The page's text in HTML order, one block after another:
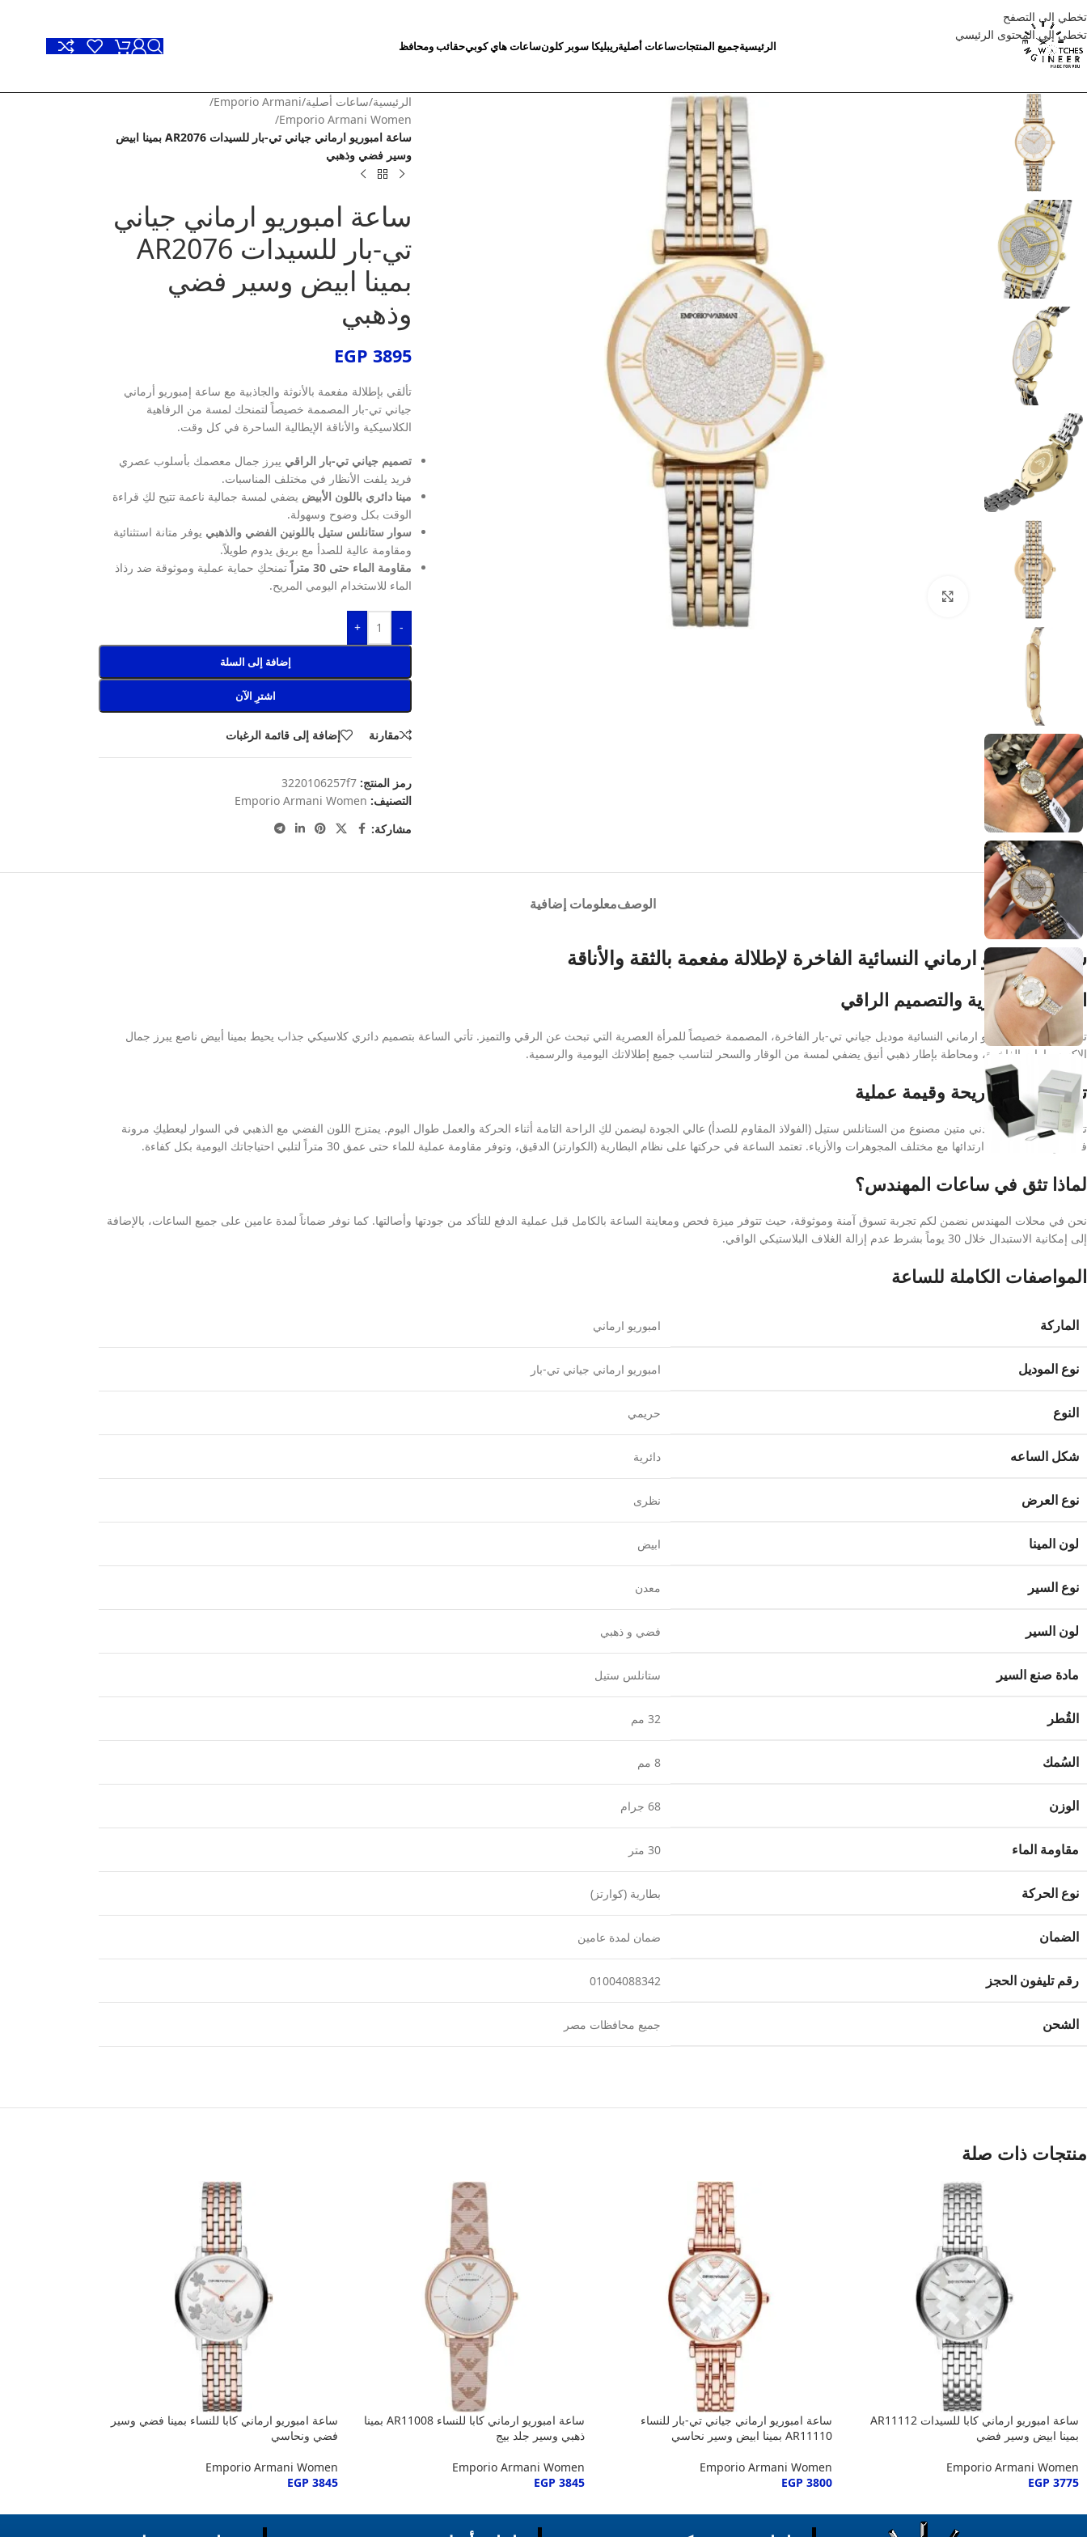
تخطي إلى التصفح
تخطي إلى المحتوى الرئيسي
الرئيسيةجميع المنتجاتساعات أصليةريبليكا سوبر كلونساعات هاي كوبيحقائب ومحافظ
الرئيسية/ساعات أصلية/
Emporio Armani
/
Emporio Armani Women
/
ساعة امبوريو ارماني جياني تي-بار للسيدات AR2076 بمينا ابيض
وسير فضي وذهبي
ساعة امبوريو ارماني جياني
تي-بار للسيدات AR2076
بمينا ابيض وسير فضي
وذهبي
EGP 3895
تألقي بإطلالة مفعمة بالأنوثة والجاذبية مع ساعة إمبوريو أرماني
جياني تي-بار المصممة خصيصاً لتمنحك لمسة من الرفاهية
الكلاسيكية والأناقة الإيطالية الساحرة في كل وقت.
تصميم جياني تي-بار الراقي يبرز جمال معصمك بأسلوب عصري
فريد يلفت الأنظار في مختلف المناسبات.
مينا دائري باللون الأبيض يضفي لمسة جمالية ناعمة تتيح لكِ قراءة
الوقت بكل وضوح وسهولة.
سوار ستانلس ستيل باللونين الفضي والذهبي يوفر متانة استثنائية
ومقاومة عالية للصدأ مع بريق يدوم طويلاً.
مقاومة الماء حتى 30 متراً
تمنحكِ حماية عملية وموثوقة ضد رذاذ
الماء للاستخدام اليومي المريح.
-
+
إضافة إلى السلة
اشترِ الآن
مقارنة إضافة إلى قائمة الرغبات
رمز المنتج: 3220106257f7
التصنيف: Emporio Armani Women
مشاركة:
الوصفمعلومات إضافية
ساعة امبوريو ارماني النسائية الفاخرة لإطلالة مفعمة بالثقة والأناقة
الفخامة العصرية والتصميم الراقي
تألقي مع ساعة امبوريو ارماني النسائية موديل جياني تي-بار الفاخرة، المصممة خصيصاً للمرأة العصرية التي تبحث عن الرقي والتميز. تأتي الساعة بتصميم دائري كلاسيكي جذاب يحيط بمينا أبيض ناصع يبرز جمال
الإكسسوارات الفاخرة، ومحاطة بإطار ذهبي أنيق يضفي لمسة من الوقار والسحر لتناسب جميع إطلالاتك اليومية والرسمية.
تجربة ارتداء مريحة وقيمة عملية
تتميز الساعة بسير معدني متين مصنوع من الستانلس ستيل (الفولاذ المقاوم للصدأ) عالي الجودة ليضمن لكِ الراحة التامة أثناء الحركة والعمل طوال اليوم. يمتزج اللون الفضي مع الذهبي في السوار ليعطيكِ مرونة
فائقة وتناسقاً تاماً عند ارتدائها مع مختلف المجوهرات والأزياء. تعتمد الساعة في حركتها على نظام البطارية (الكوارتز) الدقيق، وتوفر مقاومة عملية للماء حتى عمق 30 متراً لتلبي احتياجاتك اليومية بكل كفاءة.
لماذا تثق في ساعات المهندس؟
نحن في محلات المهندس نضمن لكم تجربة تسوق آمنة وموثوقة، حيث تتوفر ميزة فحص ومعاينة الساعة بالكامل قبل عملية الدفع للتأكد من جودتها وأصالتها. كما نوفر ضماناً لمدة عامين على جميع الساعات، بالإضافة
إلى إمكانية الاستبدال خلال 30 يوماً بشرط عدم إزالة الغلاف البلاستيكي الواقي.
المواصفات الكاملة للساعة
الماركة امبوريو ارماني
نوع الموديل امبوريو ارماني جياني تي-بار
النوع حريمي
شكل الساعه دائرية
نوع العرض نظرى
لون المينا ابيض
نوع السير معدن
لون السير فضي و ذهبي
مادة صنع السير ستانلس ستيل
القُطر 32 مم
السُمك 8 مم
الوزن 68 جرام
مقاومة الماء 30 متر
نوع الحركة بطارية (كوارتز)
الضمان ضمان لمدة عامين
رقم تليفون الحجز 01004088342
الشحن جميع محافظات مصر
منتجات ذات صلة
ساعة امبوريو ارماني كابا للسيدات AR11112
بمينا ابيض وسير فضي
Emporio Armani Women
EGP 3775
ساعة امبوريو ارماني جياني تي-بار للنساء
AR11110 بمينا ابيض وسير نحاسي
Emporio Armani Women
EGP 3800
ساعة امبوريو ارماني كابا للنساء AR11008 بمينا
ذهبي وسير جلد بيج
Emporio Armani Women
EGP 3845
ساعة امبوريو ارماني كابا للنساء بمينا فضي وسير
فضي ونحاسي
Emporio Armani Women
EGP 3845